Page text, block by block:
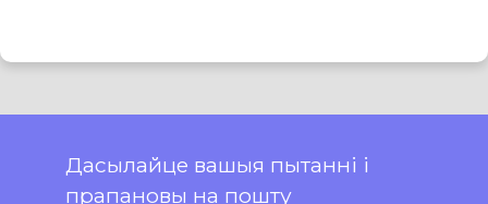
Дасылайце вашыя пытанні і
прапановы на пошту